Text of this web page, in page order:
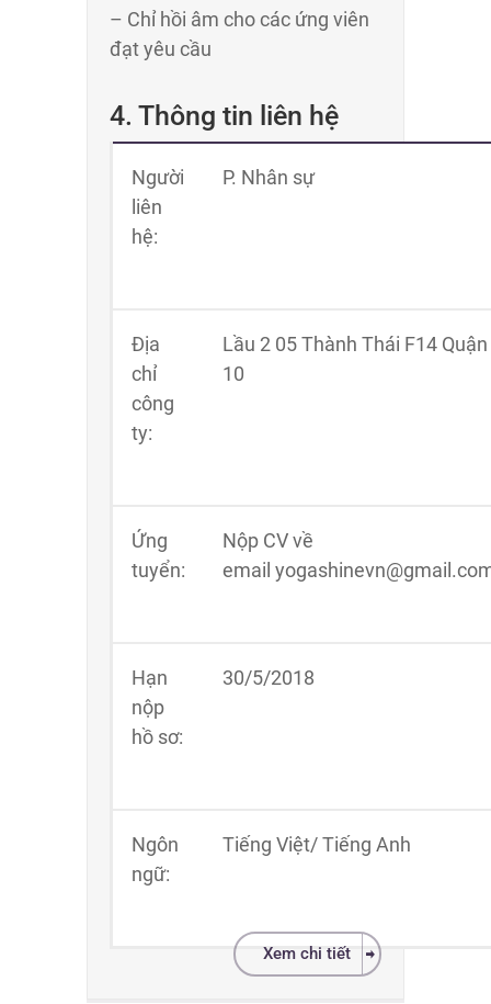
– Chỉ hồi âm cho các ứng viên
đạt yêu cầu
4. Thông tin liên hệ
Người
liên
hệ:
P. Nhân sự
Địa
chỉ
công
ty:
Lầu 2 05 Thành Thái F14 Quận
10
Ứng
tuyển:
Nộp CV về
email
Hạn
nộp
hồ sơ:
30/5/2018
Ngôn
ngữ:
Tiếng Việt/ Tiếng Anh
Xem chi tiết